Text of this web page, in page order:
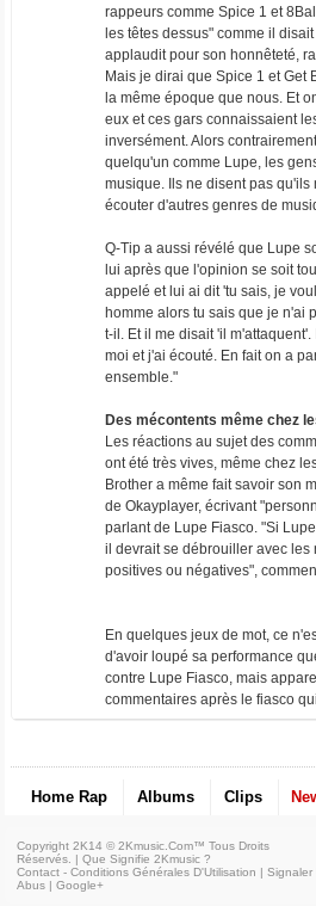
rappeurs comme Spice 1 et
les têtes dessus" comme il
applaudit pour son honnêteté,
Mais je dirai que Spice 1 et Get
la même époque que nous. Et
eux et ces gars connaissaient
inversément. Alors
quelqu'un comme Lupe, les
musique. Ils ne disent pas
écouter d'autres genres de
Q-Tip a aussi révélé que Lupe
lui après que l'opinion se soit
appelé et lui ai dit 'tu sais, je
homme alors tu sais que je n'ai
t-il. Et il me disait 'il
moi et j'ai écouté. En fait on a
ensemble."
Des mécontents même chez
Les réactions au sujet des
ont été très vives, même chez
Brother a même fait savoir son
de Okayplayer, écrivant
parlant de Lupe Fiasco. "Si
il devrait se débrouiller avec les
positives ou négatives",
En quelques jeux de mot, ce
d'avoir loupé sa performance
contre Lupe Fiasco, mais
commentaires après le fiasco
Home Rap Albums Clips
Copyright 2K14 © 2Kmusic.com™Tous Droits
Réservés . |Que Signifie 2Kmusic ?
Contact - Conditions Générales D'Utilisation |Signaler
Abus |Google+